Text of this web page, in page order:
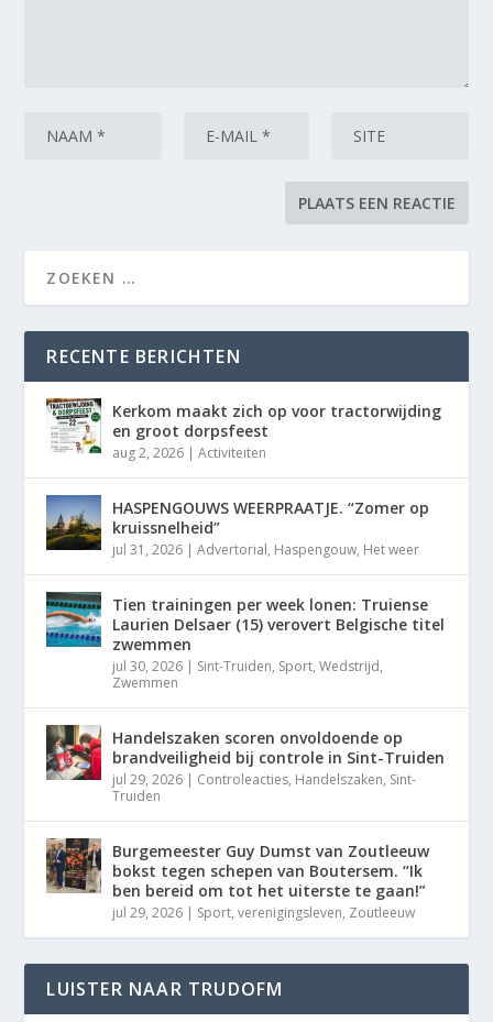
RECENTE BERICHTEN
Kerkom maakt zich op voor tractorwijding
en groot dorpsfeest
aug 2, 2026 |Activiteiten
HASPENGOUWS WEERPRAATJE. “Zomer op
kruissnelheid”
jul 31, 2026 |Advertorial, Haspengouw, Het weer
Tien trainingen per week lonen: Truiense
Laurien Delsaer (15) verovert Belgische titel
zwemmen
jul 30, 2026 | Sint-Truiden, Sport,Wedstrijd,
Zwemmen
Handelszaken scoren onvoldoende op
brandveiligheid bij controle in Sint-Truiden
jul 29, 2026 | Controleacties, Handelszaken, Sint-
Truiden
Burgemeester Guy Dumst van Zoutleeuw
bokst tegen schepen van Boutersem. “Ik
ben bereid om tot het uiterste te gaan!”
jul 29, 2026 | Sport,verenigingsleven, Zoutleeuw
LUISTER NAAR TRUDOFM